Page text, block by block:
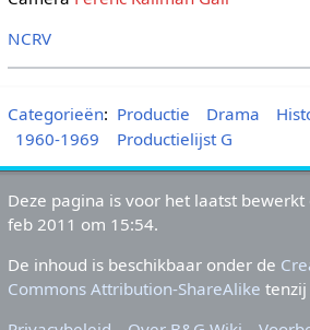
NCRV
Categorieën: Productie Drama
1960-1969
Productielijst G
Deze pagina is voor het laatst bewerkt
feb 2011 om 15:54.
De inhoud is beschikbaar onder de
Commons Attribution-ShareAlike